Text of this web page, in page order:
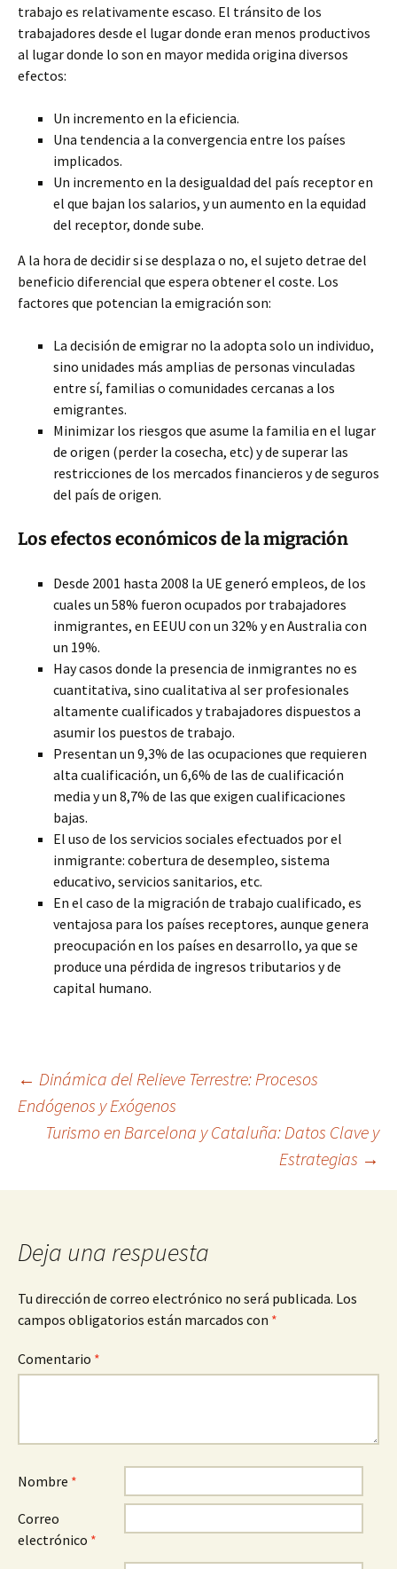
trabajo es relativamente escaso. El tránsito de los
trabajadores desde el lugar donde eran menos productivos
al lugar donde lo son en mayor medida origina diversos
efectos:
Un incremento en la eficiencia.
Una tendencia a la convergencia entre los países
implicados.
Un incremento en la desigualdad del país receptor en
el que bajan los salarios, y un aumento en la equidad
del receptor, donde sube.
A la hora de decidir si se desplaza o no, el sujeto detrae del
beneficio diferencial que espera obtener el coste. Los
factores que potencian la emigración son:
La decisión de emigrar no la adopta solo un individuo,
sino unidades más amplias de personas vinculadas
entre sí, familias o comunidades cercanas a los
emigrantes.
Minimizar los riesgos que asume la familia en el lugar
de origen (perder la cosecha, etc) y de superar las
restricciones de los mercados financieros y de seguros
del país de origen.
Los efectos económicos de la migración
Desde 2001 hasta 2008 la UE generó empleos, de los
cuales un 58% fueron ocupados por trabajadores
inmigrantes, en EEUU con un 32% y en Australia con
un 19%.
Hay casos donde la presencia de inmigrantes no es
cuantitativa, sino cualitativa al ser profesionales
altamente cualificados y trabajadores dispuestos a
asumir los puestos de trabajo.
Presentan un 9,3% de las ocupaciones que requieren
alta cualificación, un 6,6% de las de cualificación
media y un 8,7% de las que exigen cualificaciones
bajas.
El uso de los servicios sociales efectuados por el
inmigrante: cobertura de desempleo, sistema
educativo, servicios sanitarios, etc.
En el caso de la migración de trabajo cualificado, es
ventajosa para los países receptores, aunque genera
preocupación en los países en desarrollo, ya que se
produce una pérdida de ingresos tributarios y de
capital humano.
Navegación
entradas
← Dinámica del Relieve Terrestre: Procesos
Endógenos y Exógenos
Turismo en Barcelona y Cataluña: Datos Clave y
Estrategias →
Deja una respuesta
Tu dirección de correo electrónico no será publicada. Los
campos obligatorios están marcados con *
Comentario *
Nombre *
Correo
electrónico *